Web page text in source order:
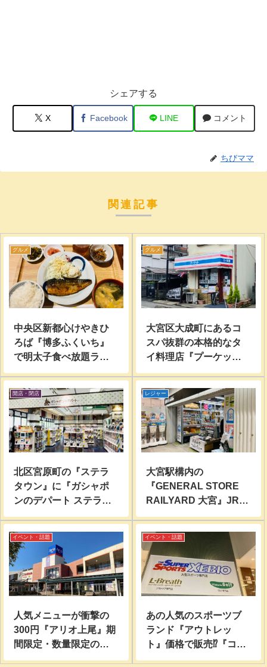
シェアする
X Facebook LINE コメント
ちびママ
関連記事
グルメ
中央区新都心けやきひ
ろば『博多ふくいち』
で明太子食べ放題ラン
チ行って食べてみた。
グルメ
大宮区大成町にあるコ
スパ抜群の本格的なタ
イ料理店『プーケッ
ト』で『本日のラン
た。
開店・閉店
北区宮原町の『ステラ
タウン』に『ガシャポ
ンのデパート ステラタ
ウン店』が2021年6月11
レジャー
大宮駅構内の
『GENERAL STORE
RAILYARD 大宮』JR東
日本グループの鉄道グ
た。
イベント・話題
人気メニューが衝撃の
300円『アリオ上尾』期
間限定・数量限定のテ
イクアウトでGETでき
イベント・話題
あの人気のスポーツブ
ランド『アウトレッ
ト』価格で販売⁉︎『コク
ーンシティ 』にある